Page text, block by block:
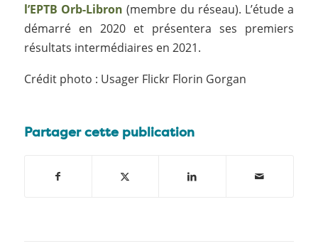
l’EPTB Orb-Libron (membre du réseau). L’étude a
démarré en 2020 et présentera ses premiers
résultats intermédiaires en 2021.
Crédit photo : Usager Flickr Florin Gorgan
Partager cette publication